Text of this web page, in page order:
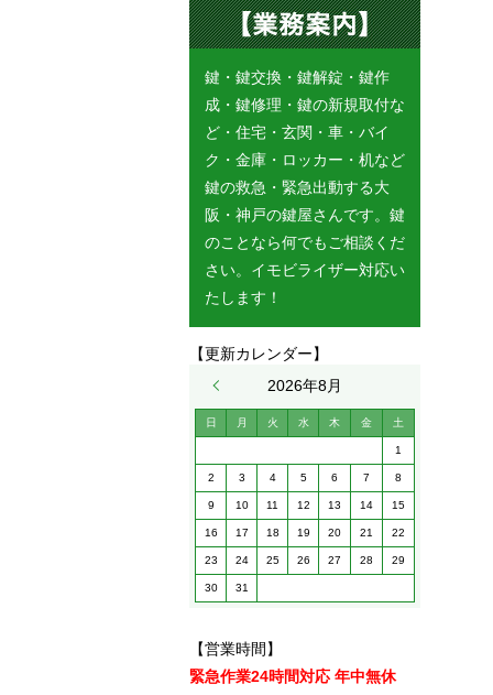
鍵・鍵交換・鍵解錠・鍵作
成・鍵修理・鍵の新規取付な
ど・住宅・玄関・車・バイ
ク・金庫・ロッカー・机など
鍵の救急・緊急出動する大
阪・神戸の鍵屋さんです。鍵
のことなら何でもご相談くだ
さい。イモビライザー対応い
たします！
【更新カレンダー】
2026年8月
日 月 火 水 木 金 土
1
2 3 4 5 6 7 8
9 10 11 12 13 14 15
16 17 18 19 20 21 22
23 24 25 26 27 28 29
30 31
【営業時間】
緊急作業24時間対応 年中無休